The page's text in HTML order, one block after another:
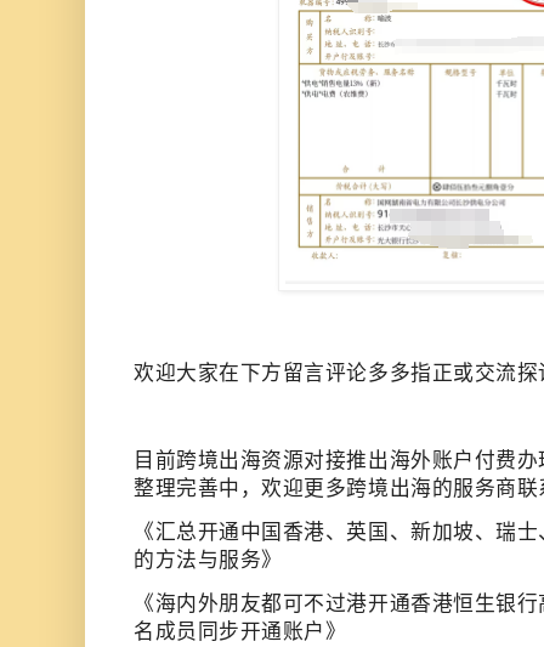
欢迎大家在下方留言评论多多指正或交流探
目前跨境出海资源对接推出海外账户付费
整理完善中，欢迎更多跨境出海的服务商
《汇总开通中国香港、英国、新加坡、瑞
的方法与服务》
《海内外朋友都可不过港开通香港恒生银
名成员同步开通账户》